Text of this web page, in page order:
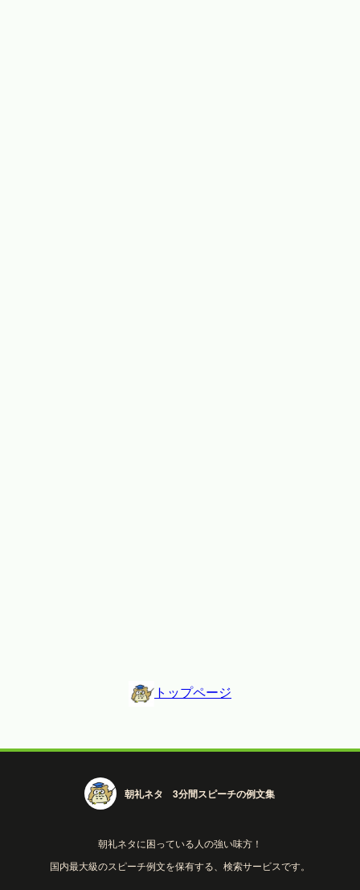
トップページ
朝礼ネタ 3分間スピーチの例文集
朝礼ネタに困っている人の強い味方！
国内最大級のスピーチ例文を保有する、検索サービスです。